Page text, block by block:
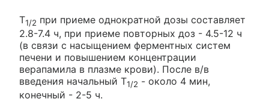
T1/2 при приеме однократной дозы составляет
2.8-7.4 ч, при приеме повторных доз - 4.5-12 ч
(в связи с насыщением ферментных систем
печени и повышением концентрации
верапамила в плазме крови). После в/в
введения начальный T1/2 - около 4 мин,
конечный - 2-5 ч.